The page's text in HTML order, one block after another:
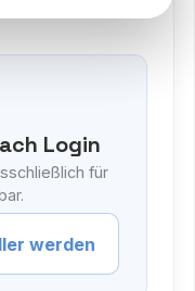
Login
für
werden